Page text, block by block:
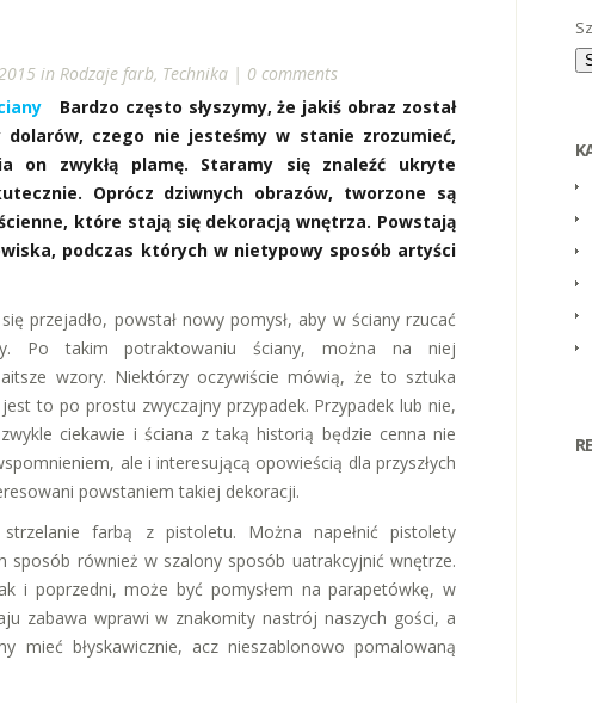
in Rodzaje farb, Technika | 0 comments
Bardzo często słyszymy, że jakiś obraz został
dolarów, czego nie jesteśmy w stanie zrozumieć,
on zwykłą plamę. Staramy się znaleźć ukryte
Oprócz dziwnych obrazów, tworzone są
które stają się dekoracją wnętrza. Powstają
podczas których w nietypowy sposób artyści
przejadło, powstał nowy pomysł, aby w ściany rzucać
Po takim potraktowaniu ściany, można na niej
wzory. Niektórzy oczywiście mówią, że to sztuka
to po prostu zwyczajny przypadek. Przypadek lub nie,
ciekawie i ściana z taką historią będzie cenna nie
ale i interesującą opowieścią dla przyszłych
powstaniem takiej dekoracji.
farbą z pistoletu. Można napełnić pistolety
sposób również w szalony sposób uatrakcyjnić wnętrze.
i poprzedni, może być pomysłem na parapetówkę, w
zabawa wprawi w znakomity nastrój naszych gości, a
mieć błyskawicznie, acz nieszablonowo pomalowaną